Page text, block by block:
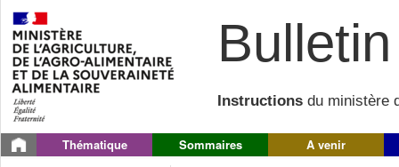
Instructions du ministère
Thématique Sommaires A venir